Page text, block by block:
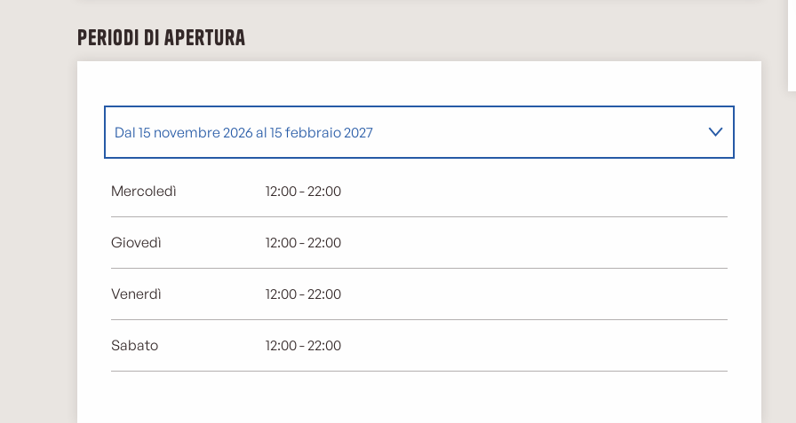
Periodi di apertura
Dal1 gennaio 2026 15 febbraio 2026
Dal 15 novembre 2026al 15 febbraio 2027
Mercoledì 12:00 - 22:00
Giovedì 12:00 - 22:00
Venerdì 12:00 - 22:00
Sabato 12:00 - 22:00